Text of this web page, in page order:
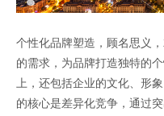
个性化品牌塑造，顾名思义
的需求，为品牌打造独特的
上，还包括企业的文化、形
的核心是差异化竞争，通过